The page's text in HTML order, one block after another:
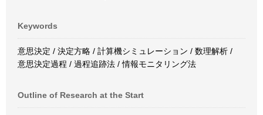
Keywords
意思決定 / 決定方略 / 計算機シミュレーション / 数理解析 /
意思決定過程 / 過程追跡法 / 情報モニタリング法
Outline of Research at the Start